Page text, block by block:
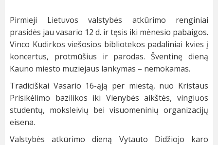
Pirmieji Lietuvos valstybės atkūrimo renginiai
prasidės jau vasario 12 d. ir tęsis iki mėnesio pabaigos.
Vinco Kudirkos viešosios bibliotekos padaliniai kvies į
koncertus, protmūšius ir parodas. Šventinę dieną
Kauno miesto muziejaus lankymas – nemokamas.
Tradiciškai Vasario 16-ąją per miestą, nuo Kristaus
Prisikėlimo bazilikos iki Vienybės aikštės, vingiuos
studentų, moksleivių bei visuomeninių organizacijų
eisena.
Valstybės atkūrimo dieną Vytauto Didžiojo karo